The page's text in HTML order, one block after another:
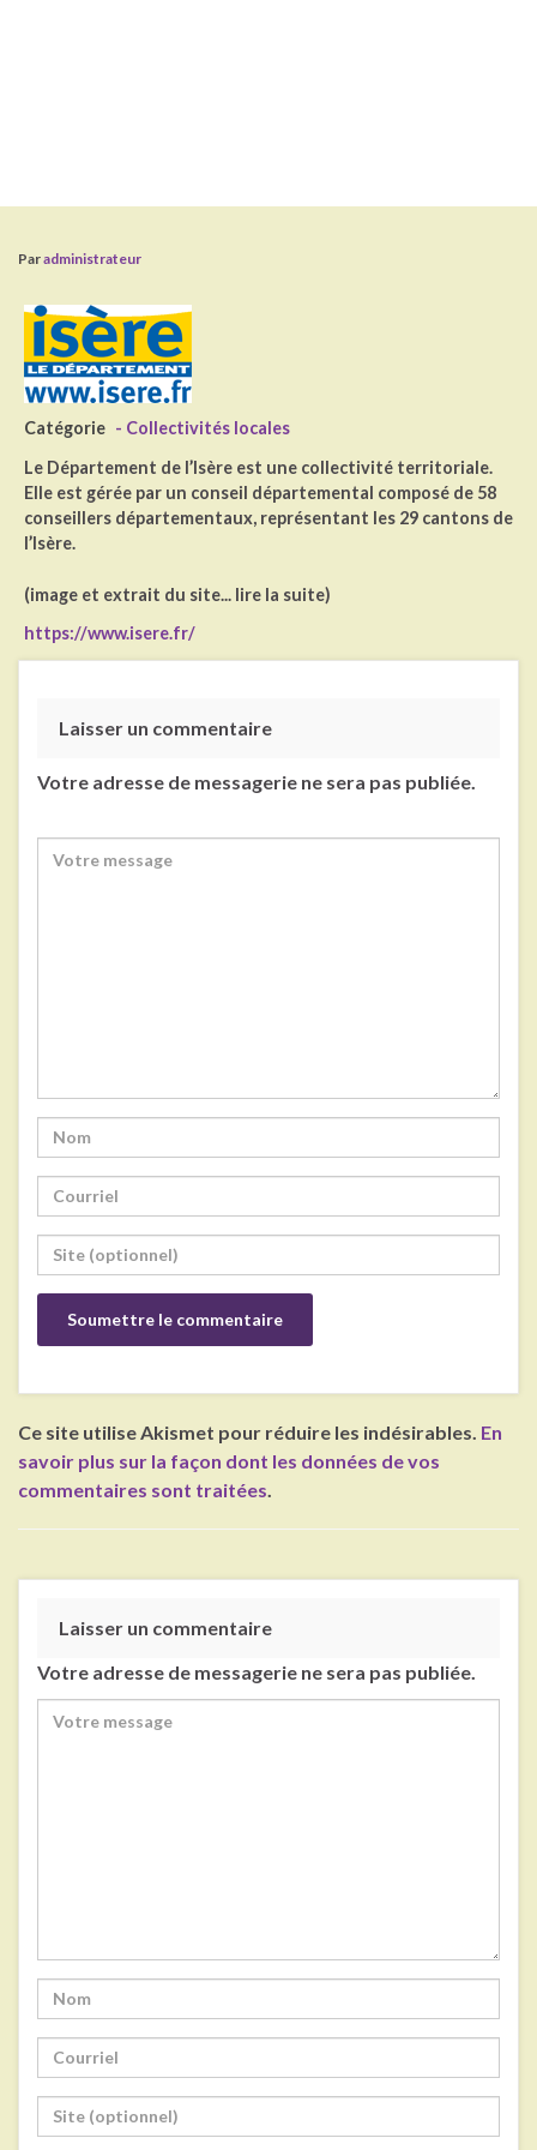
Paradministrateur
Catégorie - Collectivités locales
Le Département de l’Isère est une collectivité territoriale.
Elle est gérée par un conseil départemental composé de 58
conseillers départementaux, représentant les 29 cantons de
l’Isère.
(image et extrait du site... lire la suite)
https://www.isere.fr/
Laisser un commentaire
Votre adresse de messagerie ne sera pas publiée.
Ce site utilise Akismet pour réduire les indésirables. En
savoir plus sur la façon dont les données de vos
commentaires sont traitées
Laisser un commentaire
Votre adresse de messagerie ne sera pas publiée.